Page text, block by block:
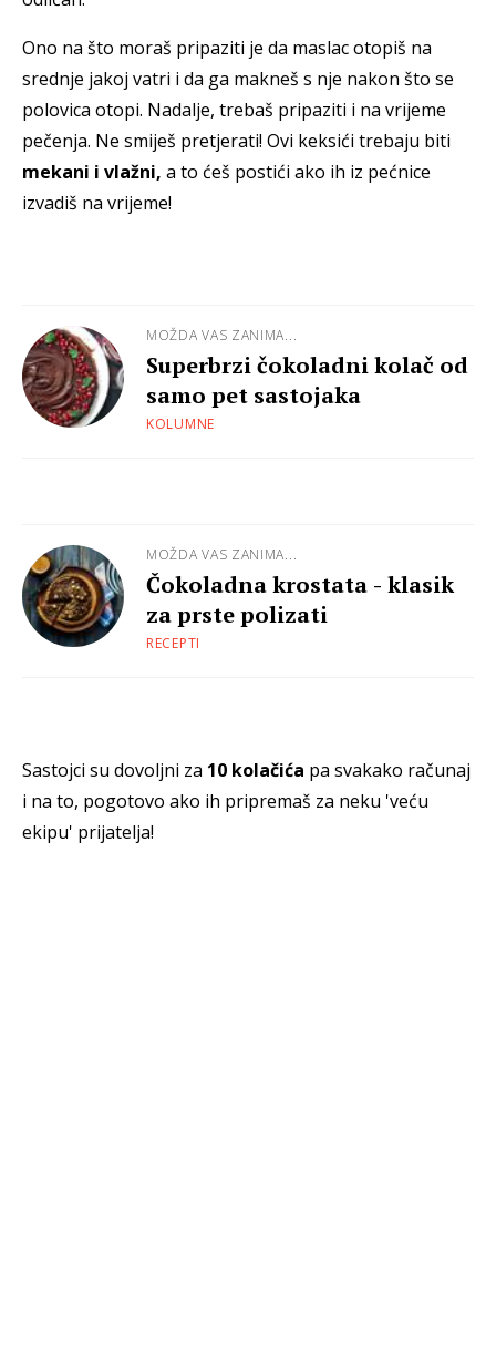
Ono na što moraš pripaziti je da maslac otopiš na
srednje jakoj vatri i da ga makneš s nje nakon što se
polovica otopi. Nadalje, trebaš pripaziti i na vrijeme
pečenja. Ne smiješ pretjerati! Ovi keksići trebaju biti
mekani i vlažni, a to ćeš postići ako ih iz pećnice
izvadiš na vrijeme!
MOŽDA VAS ZANIMA...
Superbrzi čokoladni kolač od
samo pet sastojaka
KOLUMNE
MOŽDA VAS ZANIMA...
Čokoladna krostata - klasik
za prste polizati
RECEPTI
Sastojci su dovoljni za 10 kolačića pa svakako računaj
i na to, pogotovo ako ih pripremaš za neku 'veću
ekipu' prijatelja!